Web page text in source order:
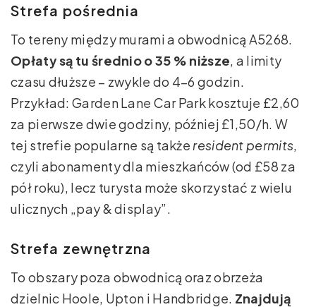
Strefa pośrednia
To tereny między murami a obwodnicą A5268.
Opłaty są tu średnio o 35 % niższe , a limity
czasu dłuższe – zwykle do 4–6 godzin.
Przykład: Garden Lane Car Park kosztuje £2,60
za pierwsze dwie godziny, później £1,50/h. W
tej strefie popularne są także resident permits
czyli abonamenty dla mieszkańców (od £58 za
pół roku), lecz turysta może skorzystać z wielu
ulicznych „pay & display”.
Strefa zewnętrzna
To obszary poza obwodnicą oraz obrzeża
dzielnic Hoole, Upton i Handbridge. Znajdują